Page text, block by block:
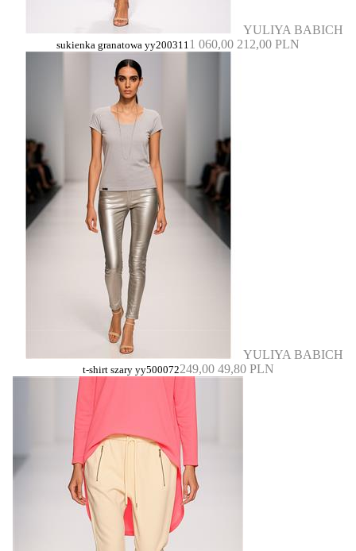
YULIYA BABICH
sukienka granatowa yy2003111 060,00 212,00 PLN
YULIYA BABICH
t-shirt szary yy500072249,00 49,80 PLN